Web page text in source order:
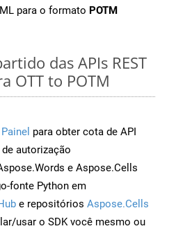
para o formato POTM
das APIs REST
OTT to POTM
Painel para obter cota de API
autorização
e Aspose.Cells
fonte Python em
e repositórios Aspose.Cells
usar o SDK você mesmo ou